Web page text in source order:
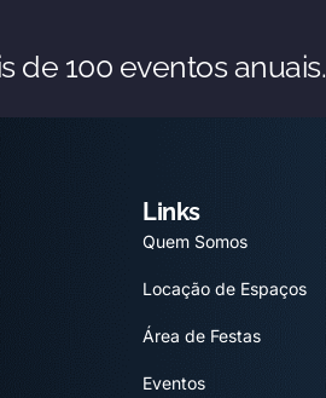
de 100 eventos anuais.
Links
Quem Somos
Locação de Espaços
Área de Festas
Eventos